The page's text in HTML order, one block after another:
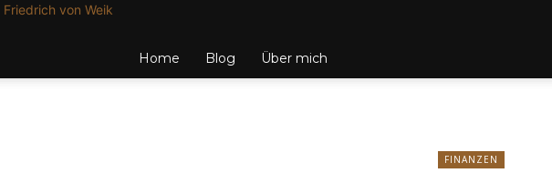
Friedrich von Weik
Home Blog Über mich
FINANZEN